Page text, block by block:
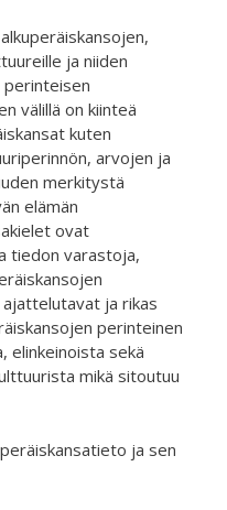
ja niiden
perinteisen
välillä on kiinteä
kuten
arvojen ja
merkitystä
elämän
ovat
tiedon varastoja,
ja rikas
perinteinen
elinkeinoista sekä
mikä sitoutuu
ja sen